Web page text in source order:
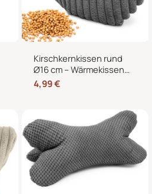
Kirschkernkissen rund
Ø16 cm – Wärmekissen
und Kältekissen mit 100
% Kirschkernen für
4,99€